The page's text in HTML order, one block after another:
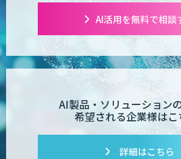
JAPAN AI CHAT
7セグ画面OCR
AI活用を無料で相談
AI製品・ソリューション
希望される企業様はこ
詳細はこちら